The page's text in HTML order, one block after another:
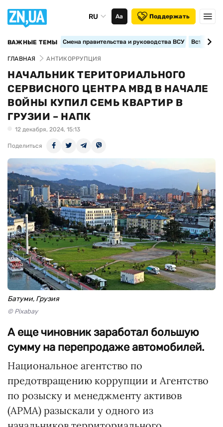
RU Аа Поддержать
ВАЖНЫЕ ТЕМЫ Смена правительства и руководства ВСУ
ГЛАВНАЯ АНТИКОРРУПЦИЯ
НАЧАЛЬНИК ТЕРИТОРИАЛЬНОГО
СЕРВИСНОГО ЦЕНТРА МВД В НАЧАЛЕ
ВОЙНЫ КУПИЛ СЕМЬ КВАРТИР В
ГРУЗИИ – НАПК
12 декабря, 2024, 15:13
Поделиться
Батуми, Грузия
© Pixabay
А еще чиновник заработал большую
сумму на перепродаже автомобилей.
Национальное агентство по
предотвращению коррупции и Агентство
по розыску и менеджменту активов
(АРМА) разыскали у одного из